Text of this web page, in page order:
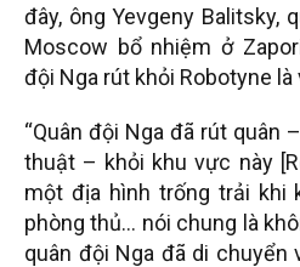
đây, ông Yevgeny Balitsky,
Moscow bổ nhiệm ở
đội Nga rút khỏi Robotyne
“Quân đội Nga đã rút quân
thuật – khỏi khu vực này
một địa hình trống trải khi
phòng thủ… nói chung là
quân đội Nga đã di chuyển